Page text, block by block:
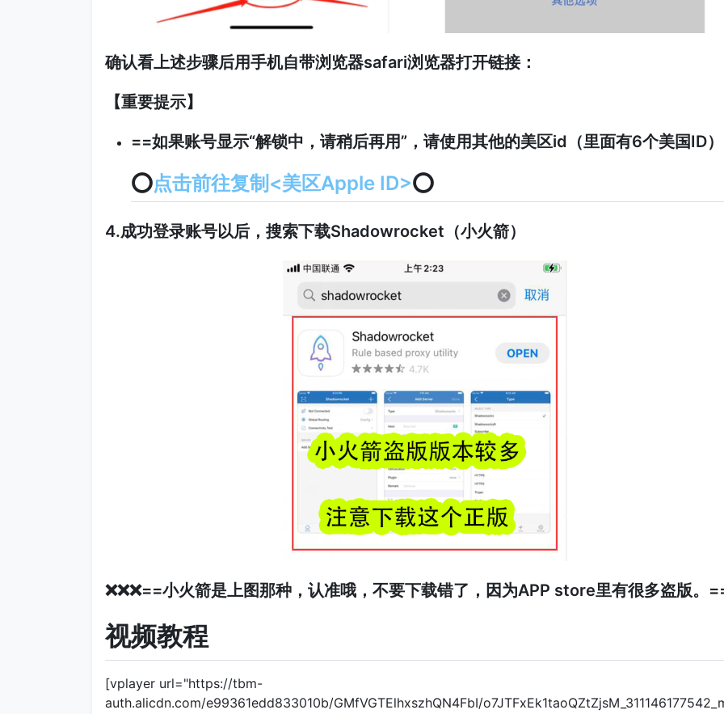
确认看上述步骤后用手机自带浏览器safari浏览器打开链接：
【重要提示】
==如果账号显示“解锁中，请稍后再用”，请使用其他的美区id（里面有6个美国ID
⭕️点击前往复制<美区Apple ID>⭕️
4.成功登录账号以后，搜索下载Shadowrocket（小火箭）
❌❌❌==小火箭是上图那种，认准哦，不要下载错了，因为APP store里有很多盗版。
视频教程
[vplayer url="https://tbm-
auth.alicdn.com/e99361edd833010b/GMfVGTElhxszhQN4FbI/